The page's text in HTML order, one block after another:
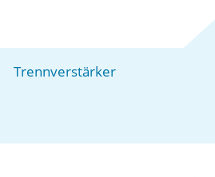
Trennverstärker